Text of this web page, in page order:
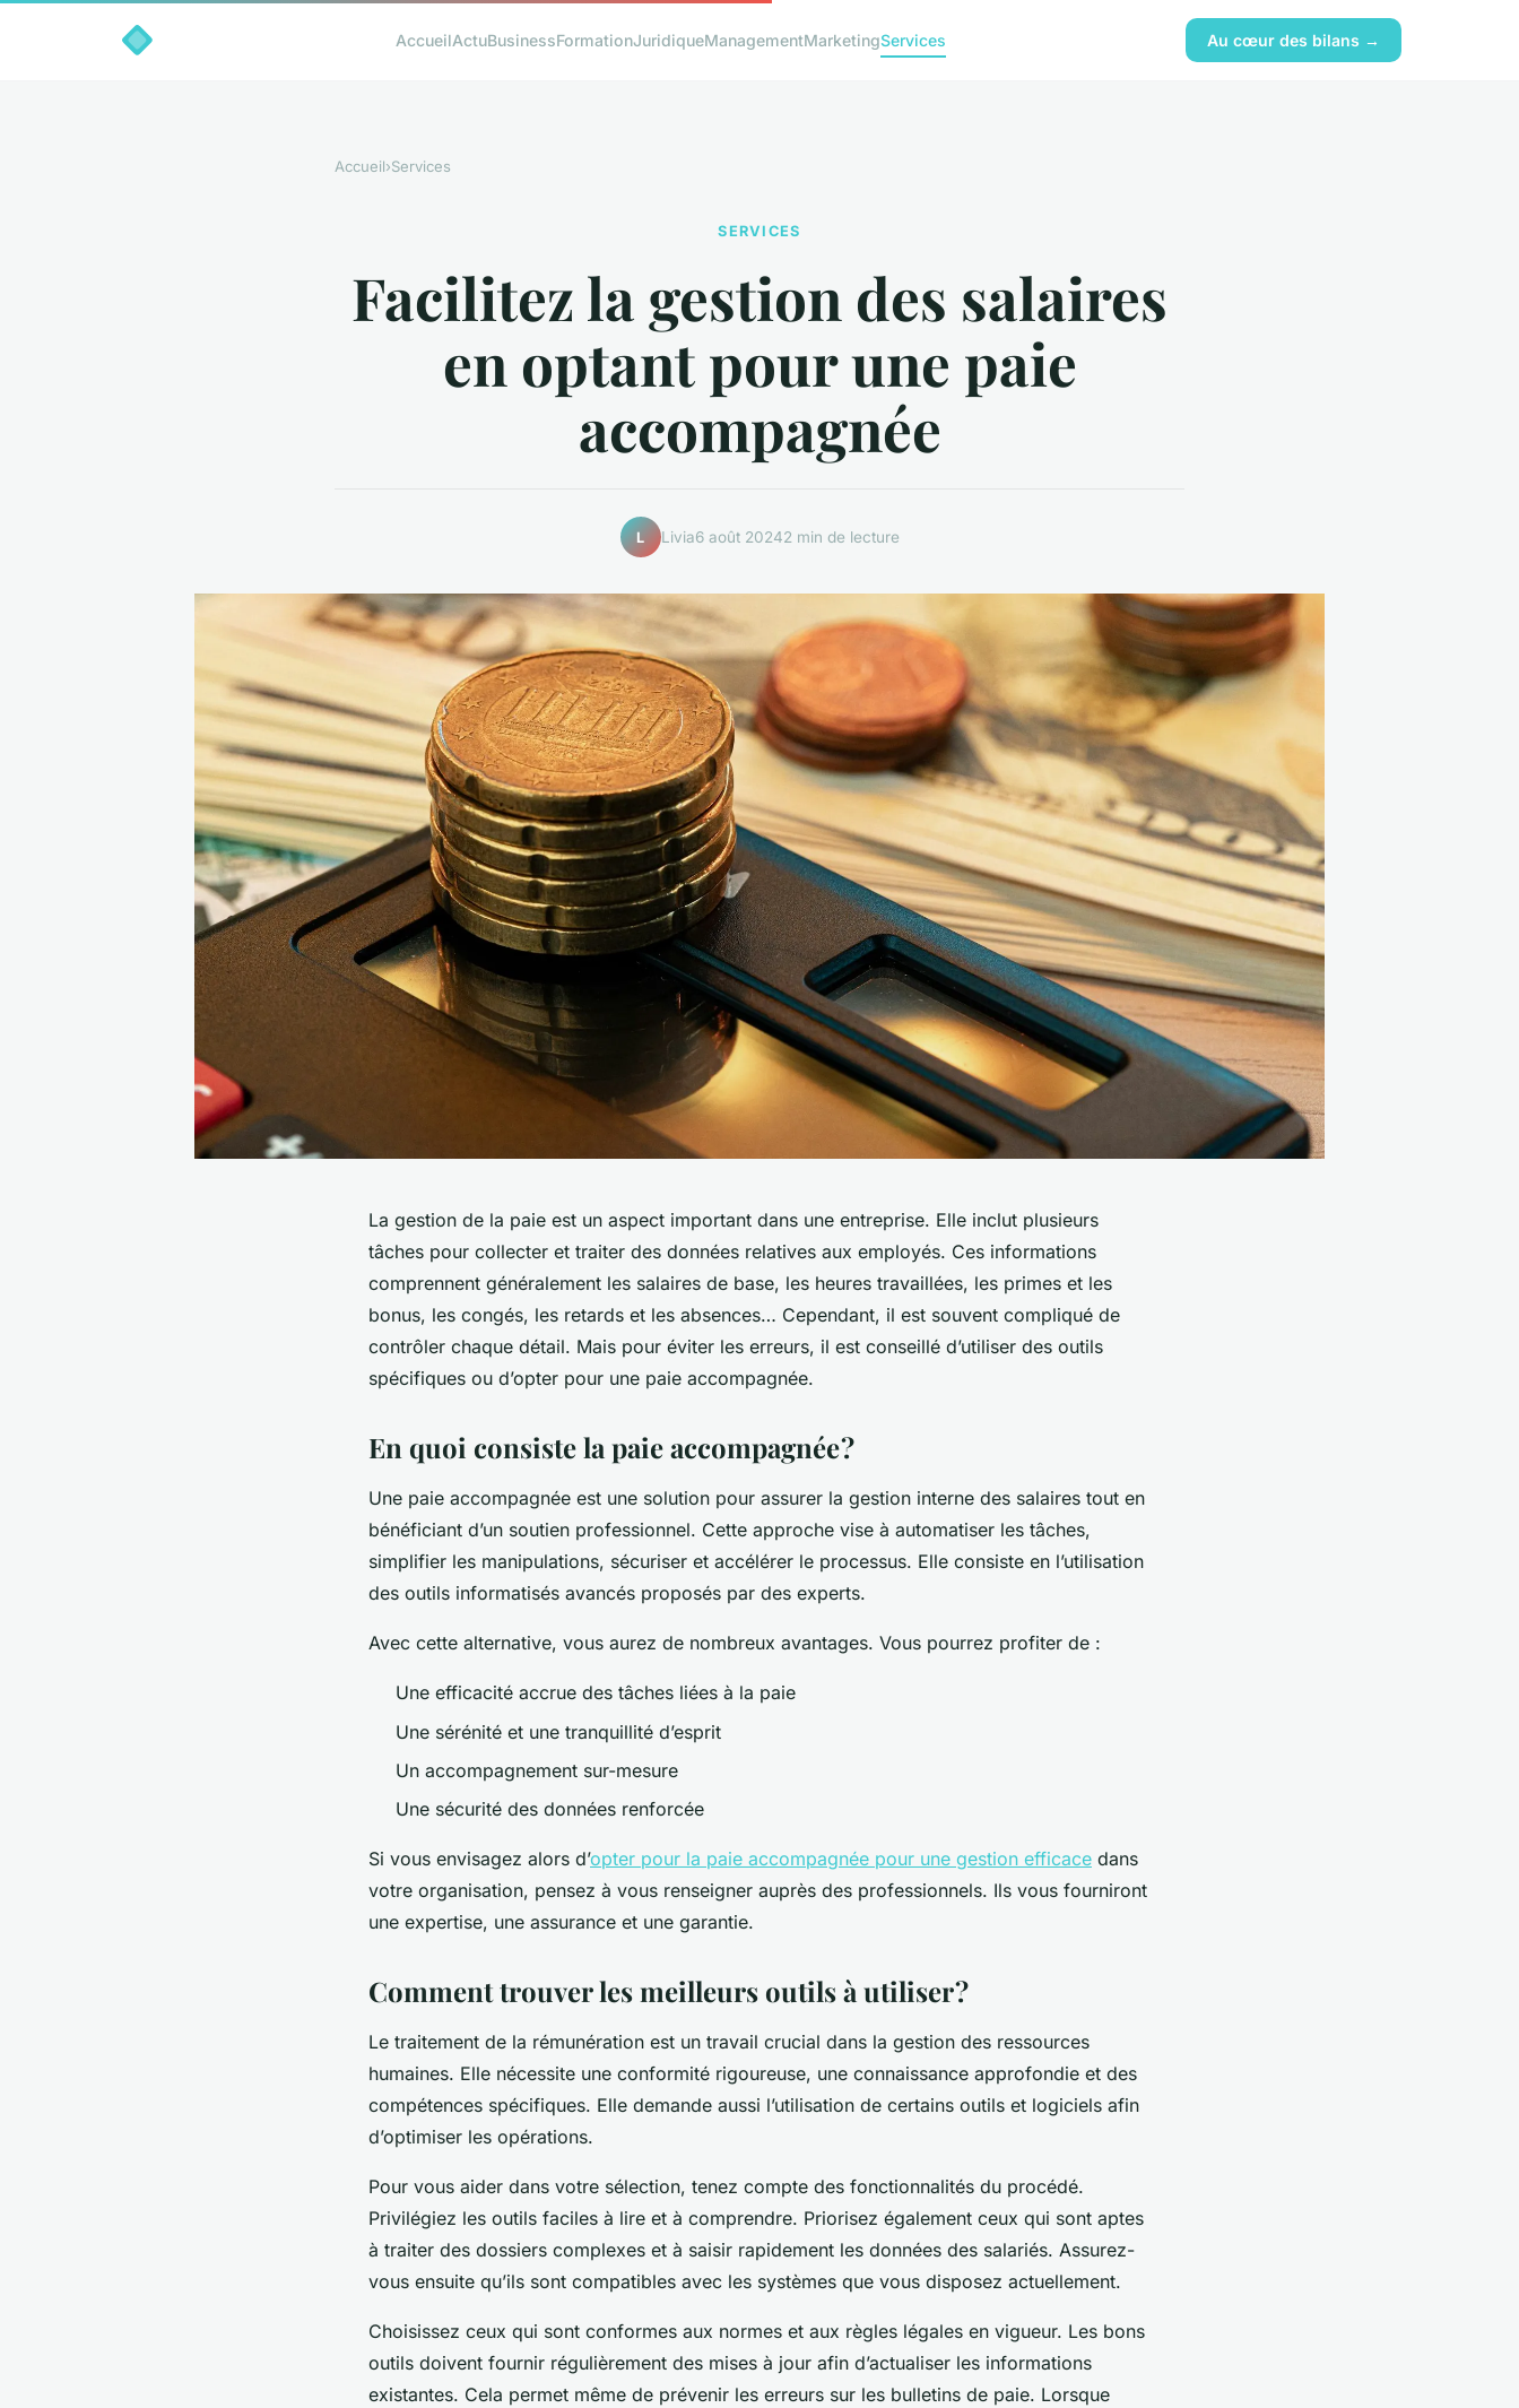
AccueilActuBusinessFormationJuridiqueManagementMarketingServices Au cœur des bilans →
Accueil›Services
SERVICES
Facilitez la gestion des salaires
en optant pour une paie
accompagnée
L Livia6 août 20242 min de lecture
La gestion de la paie est un aspect important dans une entreprise. Elle inclut plusieurs
tâches pour collecter et traiter des données relatives aux employés. Ces informations
comprennent généralement les salaires de base, les heures travaillées, les primes et les
bonus, les congés, les retards et les absences… Cependant, il est souvent compliqué de
contrôler chaque détail. Mais pour éviter les erreurs, il est conseillé d’utiliser des outils
spécifiques ou d’opter pour une paie accompagnée.
En quoi consiste la paie accompagnée ?
Une paie accompagnée est une solution pour assurer la gestion interne des salaires tout en
bénéficiant d’un soutien professionnel. Cette approche vise à automatiser les tâches,
simplifier les manipulations, sécuriser et accélérer le processus. Elle consiste en l’utilisation
des outils informatisés avancés proposés par des experts.
Avec cette alternative, vous aurez de nombreux avantages. Vous pourrez profiter de :
Une efficacité accrue des tâches liées à la paie
Une sérénité et une tranquillité d’esprit
Un accompagnement sur-mesure
Une sécurité des données renforcée
Si vous envisagez alors d’opter pour la paie accompagnée pour une gestion efficace dans
votre organisation, pensez à vous renseigner auprès des professionnels. Ils vous fourniront
une expertise, une assurance et une garantie.
Comment trouver les meilleurs outils à utiliser ?
Le traitement de la rémunération est un travail crucial dans la gestion des ressources
humaines. Elle nécessite une conformité rigoureuse, une connaissance approfondie et des
compétences spécifiques. Elle demande aussi l’utilisation de certains outils et logiciels afin
d’optimiser les opérations.
Pour vous aider dans votre sélection, tenez compte des fonctionnalités du procédé.
Privilégiez les outils faciles à lire et à comprendre. Priorisez également ceux qui sont aptes
à traiter des dossiers complexes et à saisir rapidement les données des salariés. Assurez-
vous ensuite qu’ils sont compatibles avec les systèmes que vous disposez actuellement.
Choisissez ceux qui sont conformes aux normes et aux règles légales en vigueur. Les bons
outils doivent fournir régulièrement des mises à jour afin d’actualiser les informations
existantes. Cela permet même de prévenir les erreurs sur les bulletins de paie. Lorsque